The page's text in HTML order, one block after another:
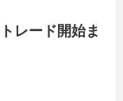
トレード開始ま